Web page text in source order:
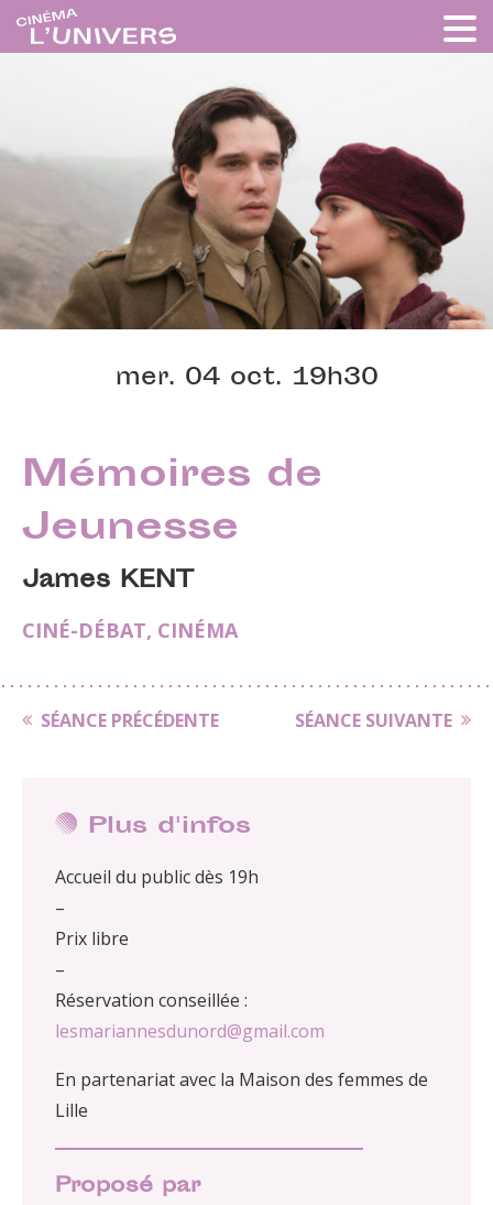
mer. 04 oct. 19h30
Mémoires de
Jeunesse
James KENT
CINÉ-DÉBAT, CINÉMA
SÉANCE PRÉCÉDENTE SÉANCE SUIVANTE
Plus d'infos
Accueil du public dès 19h
–
Prix libre
–
Réservation conseillée :
lesmariannesdunord@gmail.com
En partenariat avec la Maison des femmes de
Lille
Proposé par